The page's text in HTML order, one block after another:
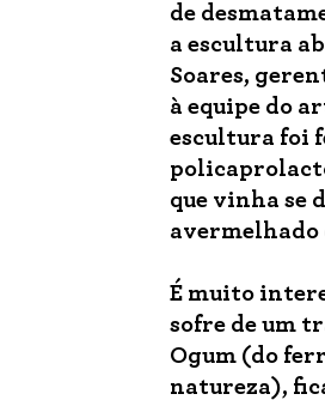
de
a escultura
Soares,
à equipe do
escultura foi
que vinha se
avermelhado
É muito
sofre de um
Ogum (do
natureza),